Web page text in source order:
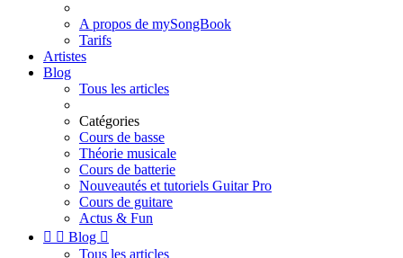
A propos de mySongBook
Tarifs
Artistes
Blog
Tous les articles
Catégories
Cours de basse
Théorie musicale
Cours de batterie
Nouveautés et tutoriels Guitar Pro
Cours de guitare
Actus & Fun
  Blog 
Tous les articles